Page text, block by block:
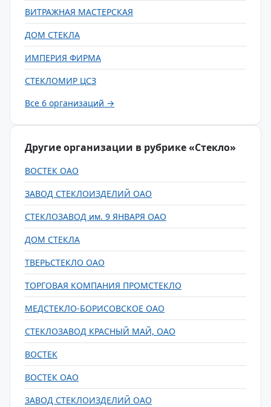
ВИТРАЖНАЯ МАСТЕРСКАЯ
ДОМ СТЕКЛА
ИМПЕРИЯ ФИРМА
СТЕКЛОМИР ЦСЗ
Все 6 организаций →
Другие организации в рубрике «Стекло»
ВОСТЕК ОАО
ЗАВОД СТЕКЛОИЗДЕЛИЙ ОАО
СТЕКЛОЗАВОД им. 9 ЯНВАРЯ ОАО
ДОМ СТЕКЛА
ТВЕРЬСТЕКЛО ОАО
ТОРГОВАЯ КОМПАНИЯ ПРОМСТЕКЛО
МЕДСТЕКЛО-БОРИСОВСКОЕ ОАО
СТЕКЛОЗАВОД КРАСНЫЙ МАЙ, ОАО
ВОСТЕК
ВОСТЕК ОАО
ЗАВОД СТЕКЛОИЗДЕЛИЙ ОАО